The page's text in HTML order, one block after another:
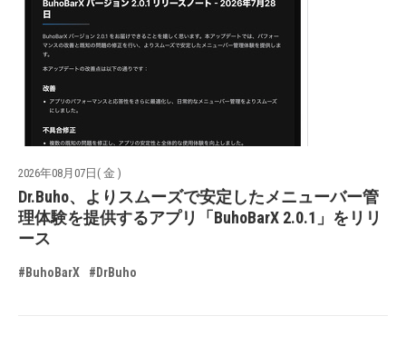
2026年08月07日( 金 )
Dr.Buho、よりスムーズで安定したメニューバー管
理体験を提供するアプリ「BuhoBarX 2.0.1」をリリ
ース
#BuhoBarX #DrBuho